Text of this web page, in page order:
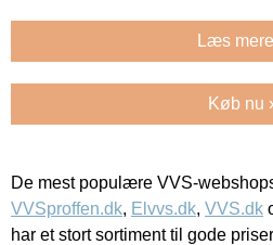
Læs
Køb nu
De mest populære VVS-
VVSproffen.dk, Elvvs.dk, VVS.dk
har et stort sortiment til gode